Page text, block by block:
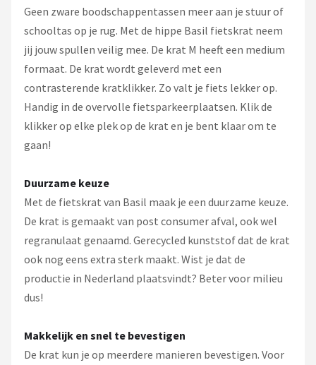
Geen zware boodschappentassen meer aan je stuur of
schooltas op je rug. Met de hippe Basil fietskrat neem
jij jouw spullen veilig mee. De krat M heeft een medium
formaat. De krat wordt geleverd met een
contrasterende kratklikker. Zo valt je fiets lekker op.
Handig in de overvolle fietsparkeerplaatsen. Klik de
klikker op elke plek op de krat en je bent klaar om te
gaan!
Duurzame keuze
Met de fietskrat van Basil maak je een duurzame keuze.
De krat is gemaakt van post consumer afval, ook wel
regranulaat genaamd. Gerecycled kunststof dat de krat
ook nog eens extra sterk maakt. Wist je dat de
productie in Nederland plaatsvindt? Beter voor milieu
dus!
Makkelijk en snel te bevestigen
De krat kun je op meerdere manieren bevestigen. Voor